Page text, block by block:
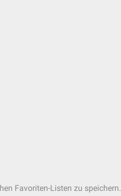
Favoriten-Listen zu speichern.